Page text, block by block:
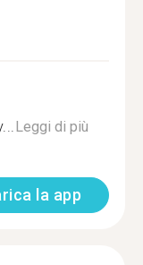
Leggi di più
la app